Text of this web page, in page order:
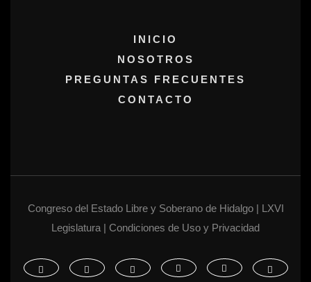
INICIO
NOSOTROS
PREGUNTAS FRECUENTES
CONTACTO
Congreso del Estado Libre y Soberano de Hidalgo | LXVI
Legislatura | Condiciones de Uso y Privacidad